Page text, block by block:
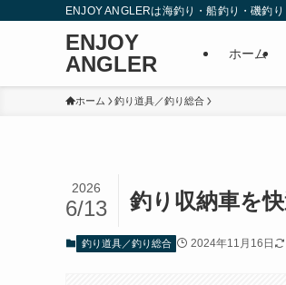
ENJOY ANGLERは海釣り・船釣り・磯釣
ENJOY
ANGLER
ホーム
ホーム 釣り道具／釣り総合
釣り収納車を
2026
6/13
釣り道具／釣り総合 2024年11月16日